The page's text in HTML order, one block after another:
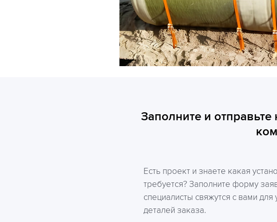
Заполните и
Есть проект и знаете какая
требуется? Заполните форму
специалисты свяжутся с вами для
деталей заказа.